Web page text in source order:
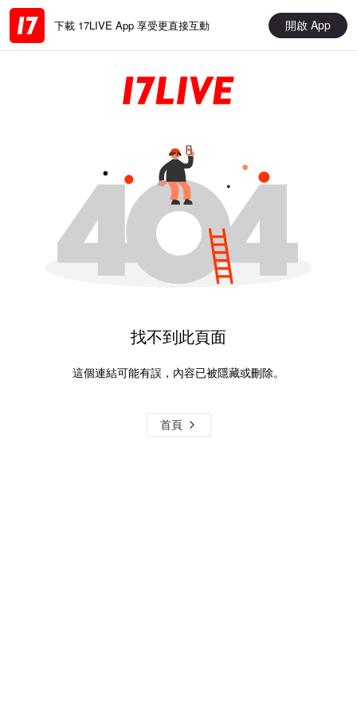
下載 17LIVE App 享受更直接互動 開啟 App
找不到此頁面
這個連結可能有誤，內容已被隱藏或刪除。
首頁